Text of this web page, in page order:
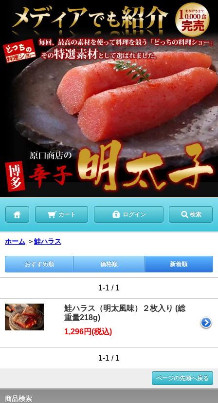
カート ログイン 検索
ホーム ＞鮭ハラス
おすすめ順 価格順 新着順
1-1 / 1
鮭ハラス（明太風味）２枚入り (総
重量218g)
1,296円(税込)
1-1 / 1
ページの先頭へ戻る
商品検索